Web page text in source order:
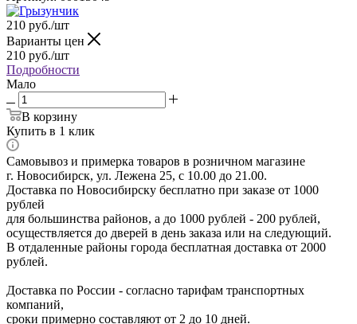
210 руб./шт
Варианты цен
210 руб./шт
Подробности
Мало
В корзину
Купить в 1 клик
Самовывоз и примерка товаров в розничном магазине
г. Новосибирск, ул. Лежена 25, с 10.00 до 21.00.
Доставка по Новосибирску бесплатно при заказе от 1000
рублей
для большинства районов, а до 1000 рублей - 200 рублей,
осуществляется до дверей в день заказа или на следующий.
В отдаленные районы города бесплатная доставка от 2000
рублей.
Доставка по России - согласно тарифам транспортных
компаний,
сроки примерно составляют от 2 до 10 дней.